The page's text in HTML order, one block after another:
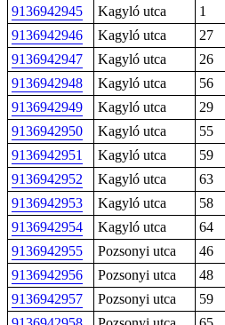
9136942945
Kagyló utca 1
9136942946
Kagyló utca 27
9136942947
Kagyló utca 26
9136942948
Kagyló utca 56
9136942949
Kagyló utca 29
9136942950
Kagyló utca 55
9136942951
Kagyló utca 59
9136942952
Kagyló utca 63
9136942953
Kagyló utca 58
9136942954
Kagyló utca 64
9136942955
Pozsonyi utca 46
9136942956
Pozsonyi utca 48
9136942957
Pozsonyi utca 59